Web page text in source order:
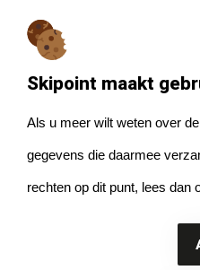
Skipoint maakt
Als u meer wilt weten over
gegevens die daarmee
rechten op dit punt, lees dan
zijn we gesloten op zaterdag)
Zondag Gesloten